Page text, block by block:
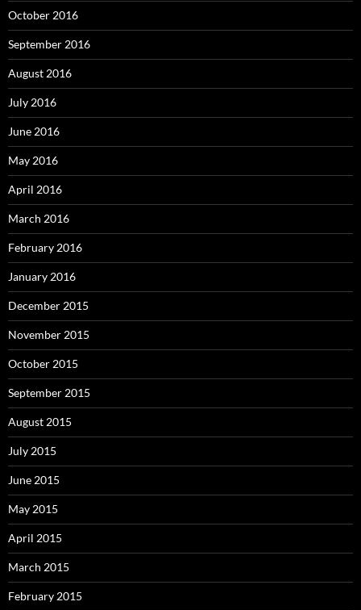
October 2016
September 2016
August 2016
July 2016
June 2016
May 2016
April 2016
March 2016
February 2016
January 2016
December 2015
November 2015
October 2015
September 2015
August 2015
July 2015
June 2015
May 2015
April 2015
March 2015
February 2015